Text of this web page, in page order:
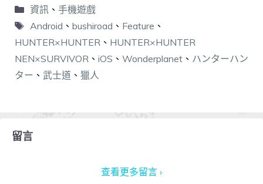
資訊、 手機遊戲
Android 、 bushiroad 、 Feature 、
HUNTER×HUNTER 、 HUNTER×HUNTER
NEN×SURVIVOR 、 iOS 、 Wonderplanet 、 ハンターハン
ター 、 武士道 、 獵人
留言
查看更多留言 ›